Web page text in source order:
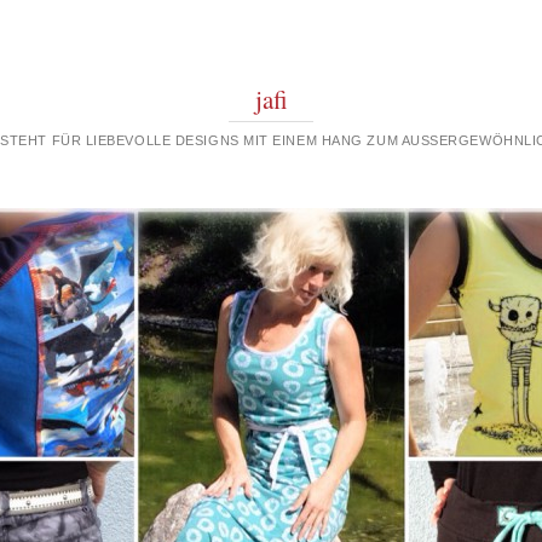
jafi
FÜR LIEBEVOLLE DESIGNS MIT EINEM HANG ZUM